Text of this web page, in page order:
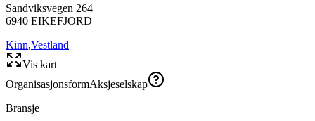
Sandviksvegen 264
6940 EIKEFJORD
Kinn,Vestland
Vis kart
OrganisasjonsformAksjeselskap
Bransje